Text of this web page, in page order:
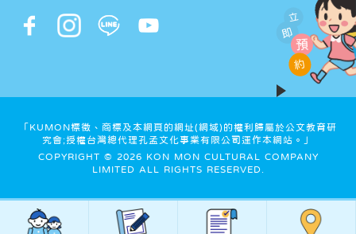
立
即
預
約
「KUMON標徵、商標及本網頁的網址(網域)的權利歸屬於公文教育研
究會;授權台灣總代理孔孟文化事業有限公司運作本網站。」
COPYRIGHT © 2026 KON MON CULTURAL COMPANY
LIMITED ALL RIGHTS RESERVED.